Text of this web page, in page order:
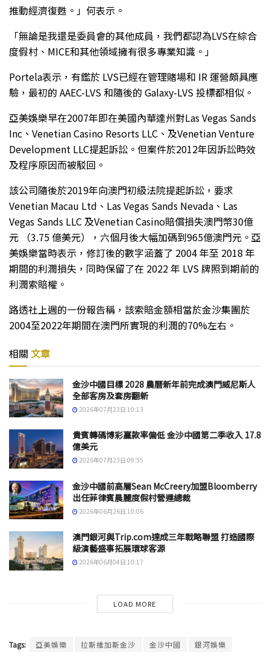
推動經濟復甦。」何表示。
「無論是我還是委員會的其他成員，我們都認為LVS在綜合
度假村、MICE和其他領域擁有很多專業知識。」
Portela表示，有鑑於 LVS已經在管理賭場和 IR 運營頗具應
驗，最初的 AAEC-LVS 和隨後的 Galaxy-LVS 投標都相似。
亞美娛樂早在2007年即在美國內華達州對Las Vegas Sands
Inc、Venetian Casino Resorts LLC、及Venetian Venture
Development LLC提起訴訟。但案件於2012年因訴訟時效
及程序原因而被駁回。
該公司隨後於2019年向澳門初級法院提起訴訟，要求
Venetian Macau Ltd、Las Vegas Sands Nevada、Las
Vegas Sands LLC 及Venetian Casino賠償損失澳門幣30億
元 （3.75 億美元），六個月後大幅加碼到965億澳門元。亞
美娛樂當時表示，修訂後的數字涵蓋了 2004 年至 2018 年
期間的利潤損失，同時保留了在 2022 年 LVS 牌照到期前的
利潤索賠權。
路透社上週的一份報告稱，該索賠金額相當於金沙集團於
2004至2022年期間在澳門所實現的利潤的70%左右。
相關 文章
金沙中國目標 2028 農曆新年前完成澳門威尼斯人
全部客房及套房翻新
2026年07月23日 10:13
貴賓轉碼博彩贏款率偏低 金沙中國第二季收入 17.8
億美元
2026年07月23日 09:55
金沙中國前高層Sean McCreery加盟Bloomberry
出任菲律賓晨麗度假村營運總裁
2026年06月26日 10:06
澳門銀河與Trip.com達成三年戰略聯盟 打造國際
級演藝盛事拓展環球客源
2026年06月04日 10:17
LOAD MORE
Tags: 亞美娛樂 拉斯維加斯金沙 金沙中國 銀河娛樂